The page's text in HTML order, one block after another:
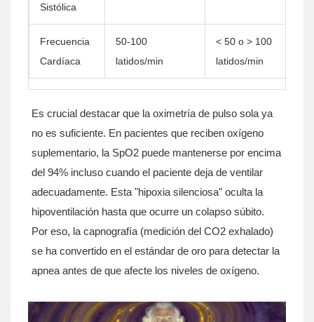
Sistólica
Frecuencia
Cardíaca
50-100
latidos/min
< 50 o > 100
latidos/min
Es crucial destacar que la oximetría de pulso sola ya
no es suficiente. En pacientes que reciben oxígeno
suplementario, la SpO2 puede mantenerse por encima
del 94% incluso cuando el paciente deja de ventilar
adecuadamente. Esta "hipoxia silenciosa" oculta la
hipoventilación hasta que ocurre un colapso súbito.
Por eso, la capnografía (medición del CO2 exhalado)
se ha convertido en el estándar de oro para detectar la
apnea antes de que afecte los niveles de oxígeno.